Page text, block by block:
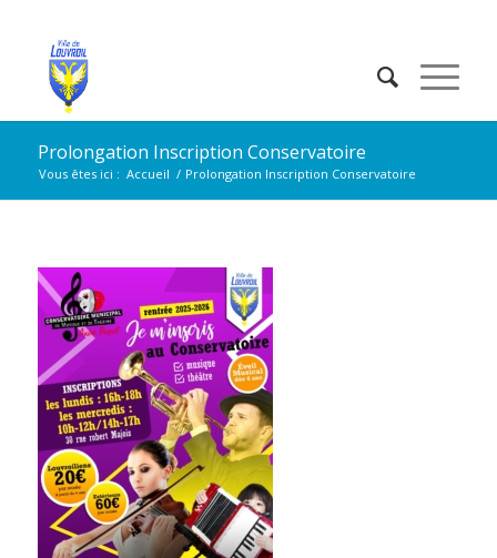
Prolongation Inscription Conservatoire
Vous êtes ici : Accueil / Prolongation Inscription Conservatoire